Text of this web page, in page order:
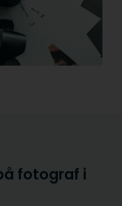
fotograf i